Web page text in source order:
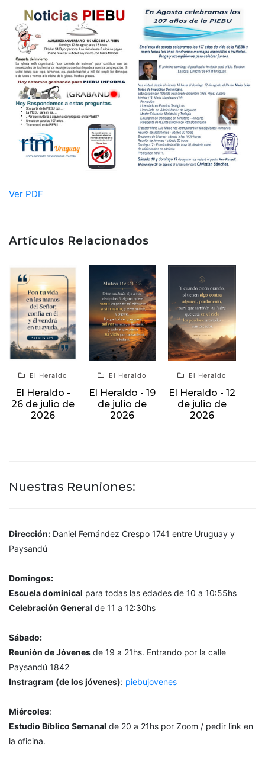
Ver PDF
Artículos Relacionados
El Heraldo
El Heraldo -
26 de julio de
2026
El Heraldo
El Heraldo - 19
de julio de
2026
El Heraldo
El Heraldo - 12
de julio de
2026
Nuestras Reuniones:
Dirección: Daniel Fernández Crespo 1741 entre Uruguay y
Paysandú
Domingos:
Escuela dominical para todas las edades de 10 a 10:55hs
Celebración General de 11 a 12:30hs
Sábado:
Reunión de Jóvenes de 19 a 21hs. Entrando por la calle
Paysandú 1842
Instragram (de los jóvenes): piebujovenes
Miércoles:
Estudio Bíblico Semanal de 20 a 21hs por Zoom / pedir link en
la oficina.